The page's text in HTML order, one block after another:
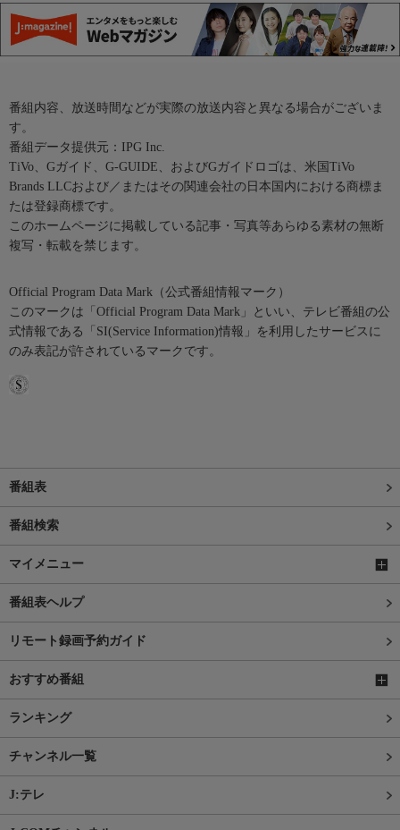
番組内容、放送時間などが実際の放送内容と異なる場合がございま
す。
番組データ提供元：IPG Inc.
TiVo、Gガイド、G-GUIDE、およびGガイドロゴは、米国TiVo
Brands LLCおよび／またはその関連会社の日本国内における商標ま
たは登録商標です。
このホームページに掲載している記事・写真等あらゆる素材の無断
複写・転載を禁じます。
Official Program Data Mark（公式番組情報マーク）
このマークは「Official Program Data Mark」といい、テレビ番組の公
式情報である「SI(Service Information)情報」を利用したサービスに
のみ表記が許されているマークです。
番組表
番組検索
マイメニュー
番組表ヘルプ
リモート録画予約ガイド
おすすめ番組
ランキング
チャンネル一覧
J:テレ